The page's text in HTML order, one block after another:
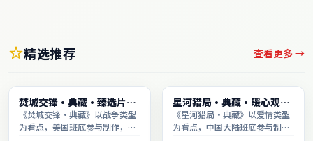
精选推荐 查看更多 →
动漫 2:00:38
焚城交锋·典藏·臻选片单
推荐画质清晰观看流畅
《焚城交锋·典藏》以战争类型
为看点，美国班底参与制作，叙
电影 1:29:29
星河猎局·典藏·暖心观影
季口碑发酵持续升温
《星河猎局·典藏》以爱情类型
为看点，中国大陆班底参与制